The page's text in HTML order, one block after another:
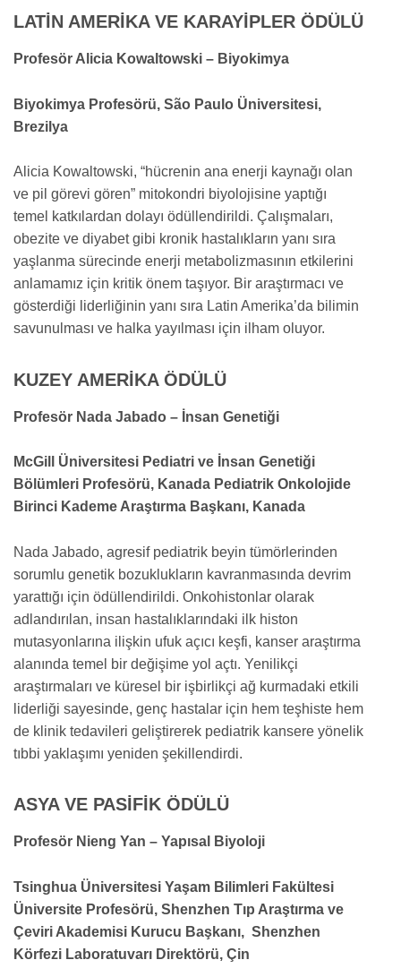
LATİN AMERİKA VE KARAYİPLER ÖDÜLÜ
Profesör Alicia Kowaltowski – Biyokimya
Biyokimya Profesörü, São Paulo Üniversitesi,
Brezilya
Alicia Kowaltowski, “hücrenin ana enerji kaynağı olan
ve pil görevi gören” mitokondri biyolojisine yaptığı
temel katkılardan dolayı ödüllendirildi. Çalışmaları,
obezite ve diyabet gibi kronik hastalıkların yanı sıra
yaşlanma sürecinde enerji metabolizmasının etkilerini
anlamamız için kritik önem taşıyor. Bir araştırmacı ve
gösterdiği liderliğinin yanı sıra Latin Amerika’da bilimin
savunulması ve halka yayılması için ilham oluyor.
KUZEY AMERİKA ÖDÜLÜ
Profesör Nada Jabado – İnsan Genetiği
McGill Üniversitesi Pediatri ve İnsan Genetiği
Bölümleri Profesörü, Kanada Pediatrik Onkolojide
Birinci Kademe Araştırma Başkanı, Kanada
Nada Jabado, agresif pediatrik beyin tümörlerinden
sorumlu genetik bozuklukların kavranmasında devrim
yarattığı için ödüllendirildi. Onkohistonlar olarak
adlandırılan, insan hastalıklarındaki ilk histon
mutasyonlarına ilişkin ufuk açıcı keşfi, kanser araştırma
alanında temel bir değişime yol açtı. Yenilikçi
araştırmaları ve küresel bir işbirlikçi ağ kurmadaki etkili
liderliği sayesinde, genç hastalar için hem teşhiste hem
de klinik tedavileri geliştirerek pediatrik kansere yönelik
tıbbi yaklaşımı yeniden şekillendirdi.
ASYA VE PASİFİK ÖDÜLÜ
Profesör Nieng Yan – Yapısal Biyoloji
Tsinghua Üniversitesi Yaşam Bilimleri Fakültesi
Üniversite Profesörü, Shenzhen Tıp Araştırma ve
Çeviri Akademisi Kurucu Başkanı, Shenzhen
Körfezi Laboratuvarı Direktörü, Çin